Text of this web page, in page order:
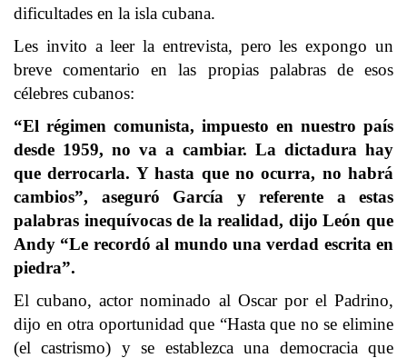
dificultades en la isla cubana.
Les invito a leer la entrevista, pero les expongo un
breve comentario en las propias palabras de esos
célebres cubanos:
“El régimen comunista, impuesto en nuestro país
desde 1959, no va a cambiar. La dictadura hay
que derrocarla. Y hasta que no ocurra, no habrá
cambios”, aseguró García y referente a estas
palabras inequívocas de la realidad, dijo León que
Andy “Le recordó al mundo una verdad escrita en
piedra”.
El cubano, actor nominado al Oscar por el Padrino,
dijo en otra oportunidad que “Hasta que no se elimine
(el castrismo) y se establezca una democracia que